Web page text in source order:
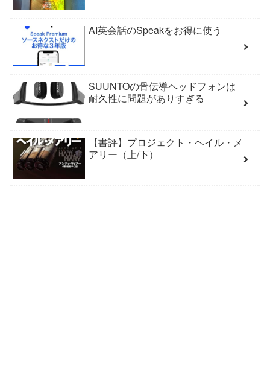
AI英会話のSpeakをお得に使う
SUUNTOの骨伝導ヘッドフォンは
耐久性に問題がありすぎる
【書評】プロジェクト・ヘイル・メ
アリー（上/下）